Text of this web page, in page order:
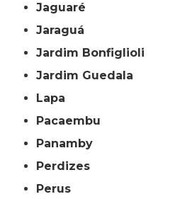
Jaguaré
Jaraguá
Jardim Bonfiglioli
Jardim Guedala
Lapa
Pacaembu
Panamby
Perdizes
Perus